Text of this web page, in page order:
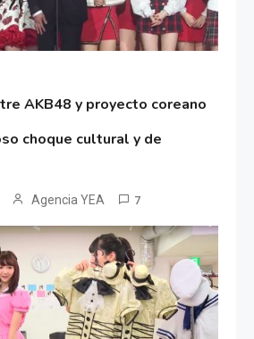
AKB48 y proyecto coreano
choque cultural y de
Agencia YEA 7